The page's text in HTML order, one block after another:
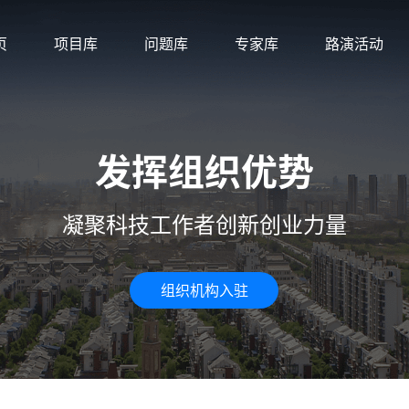
项目库 问题库 专家库 路演活动
发挥组织优势
凝聚科技工作者创新创业力量
组织机构入驻